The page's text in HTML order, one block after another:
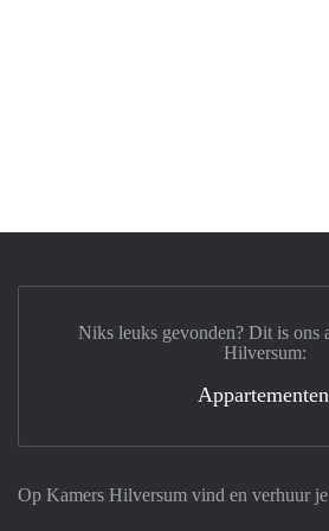
Op Kamers Hilversum vind en verhuur
Niks leuks gevonden? Dit is ons
Hilversum:
Appartementen